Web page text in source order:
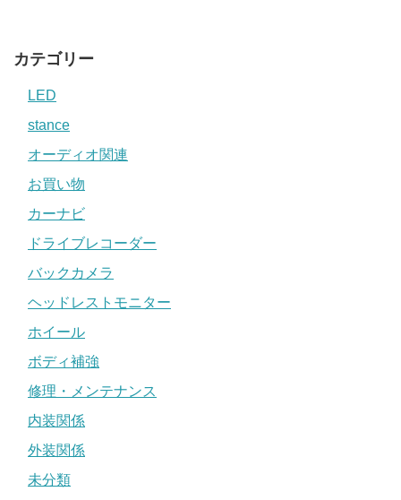
カテゴリー
LED
stance
オーディオ関連
お買い物
カーナビ
ドライブレコーダー
バックカメラ
ヘッドレストモニター
ホイール
ボディ補強
修理・メンテナンス
内装関係
外装関係
未分類